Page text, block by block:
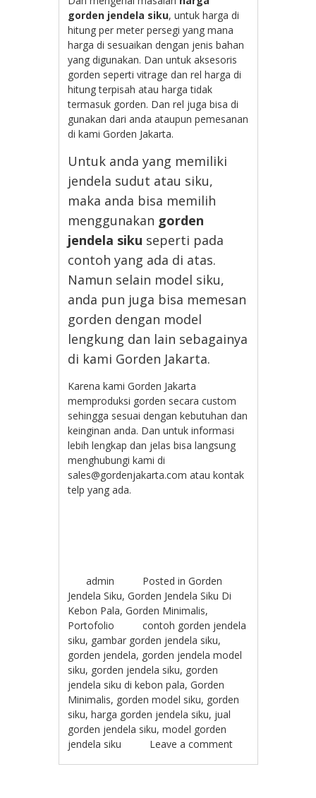
gorden jendela siku, untuk harga di
hitung per meter persegi yang mana
harga di sesuaikan dengan jenis bahan
yang digunakan. Dan untuk aksesoris
gorden seperti vitrage dan rel harga di
hitung terpisah atau harga tidak
termasuk gorden. Dan rel juga bisa di
gunakan dari anda ataupun pemesanan
di kami Gorden Jakarta.
Untuk anda yang memiliki
jendela sudut atau siku,
maka anda bisa memilih
menggunakan gorden
jendela siku seperti pada
contoh yang ada di atas.
Namun selain model siku,
anda pun juga bisa memesan
gorden dengan model
lengkung dan lain sebagainya
di kami Gorden Jakarta.
Karena kami Gorden Jakarta
memproduksi gorden secara custom
sehingga sesuai dengan kebutuhan dan
keinginan anda. Dan untuk informasi
lebih lengkap dan jelas bisa langsung
menghubungi kami di
sales@gordenjakarta.com atau kontak
telp yang ada.
admin Posted inGorden
Jendela Siku,Gorden Jendela Siku Di
Kebon Pala,Gorden Minimalis,
Portofolio
contoh gorden jendela
siku, gambar gorden jendela siku,
gorden jendela, gorden jendela model
siku, gorden jendela siku, gorden
jendela siku di kebon pala,Gorden
Minimalis, gorden model siku, gorden
siku,harga gorden jendela siku, jual
gorden jendela siku,model gorden
jendela siku
Leave a comment